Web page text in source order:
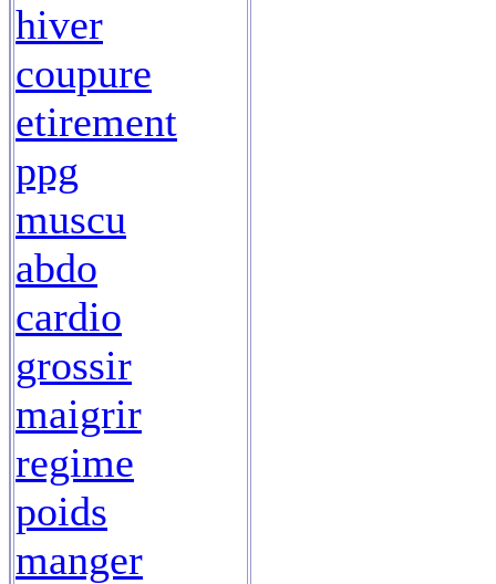
hiver
coupure
etirement
ppg
muscu
abdo
cardio
grossir
maigrir
regime
poids
manger